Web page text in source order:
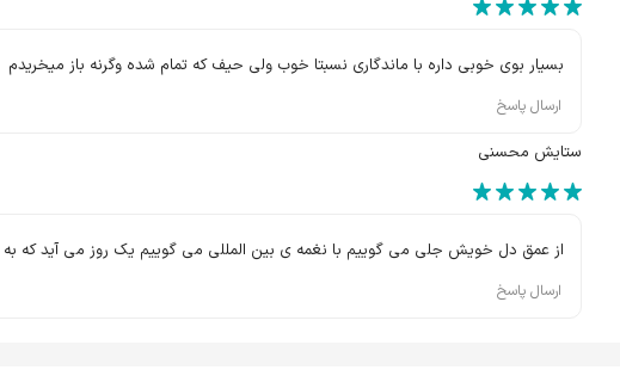
بسیار بوی خوبی داره با ماندگاری نسبتا خوب ولی حیف که تمام شده وگرنه باز میخریدم
ارسال پاسخ
ستایش محسنی
از عمق دل خویش جلی می گوییم با نغمه ی بین المللی می گوییم یک روز می آید که
ارسال پاسخ